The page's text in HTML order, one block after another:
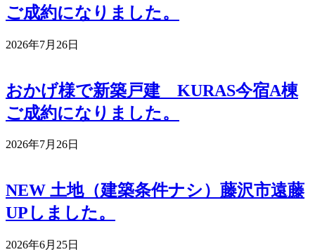
ご成約になりました。
2026年7月26日
おかげ様で新築戸建 KURAS今宿A棟
ご成約になりました。
2026年7月26日
NEW 土地（建築条件ナシ）藤沢市遠藤
UPしました。
2026年6月25日